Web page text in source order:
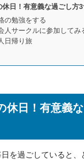
休日！有意義な過ごし方3
の勉強をする
人サークルに参加してみ
日帰り旅
休日！有意義
を過ごしていると、